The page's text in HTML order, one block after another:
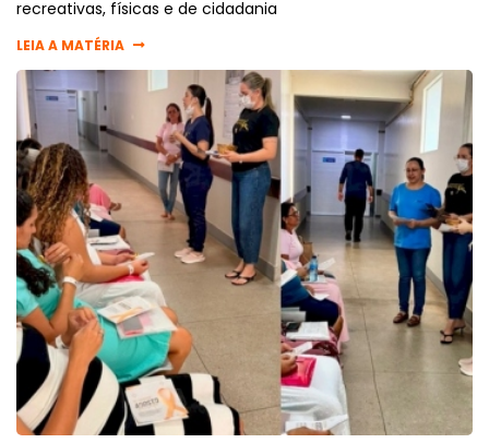
recreativas, físicas e de cidadania
LEIA A MATÉRIA